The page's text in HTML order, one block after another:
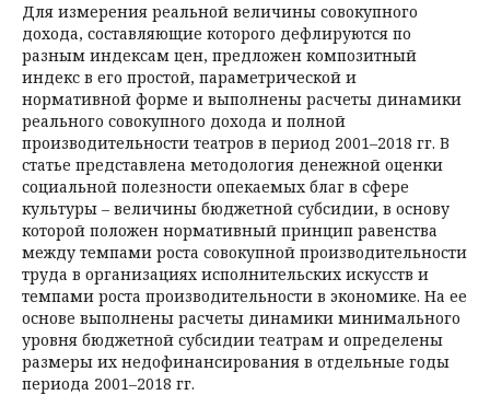
Для измерения реальной величины совокупного
дохода, составляющие которого дефлируются по
разным индексам цен, предложен композитный
индекс в его простой, параметрической и
нормативной форме и выполнены расчеты динамики
реального совокупного дохода и полной
производительности театров в период 2001–2018 гг. В
статье представлена методология денежной оценки
социальной полезности опекаемых благ в сфере
культуры – величины бюджетной субсидии, в основу
которой положен нормативный принцип равенства
между темпами роста совокупной производительности
труда в организациях исполнительских искусств и
темпами роста про­изводительности в экономике. На ее
основе выполнены расчеты динамики минимального
уровня бюджетной субсидии театрам и определены
размеры их недофинансирования в отдельные годы
периода 2001–2018 гг.